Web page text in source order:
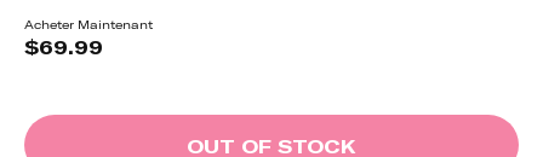
Acheter Maintenant
Prix
$69.99
OUT OF STOCK